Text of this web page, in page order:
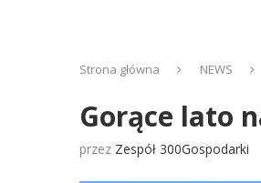
Strona główna NEWS
Gorące lato
przez Zespół 300Gospodarki